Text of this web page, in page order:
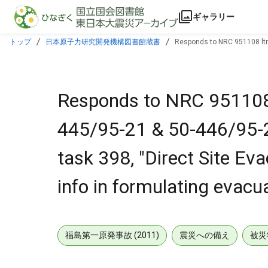
本文に飛ぶ
ギャラリー
トップ 日本原子力研究開発機構図書館蔵書
Responds to NRC 951108
Responds to NRC
445/95-21 & 50-446/
task 398, "Direct Site
info in formulating
福島第一原発事故 (2011) 震災への備え 被災